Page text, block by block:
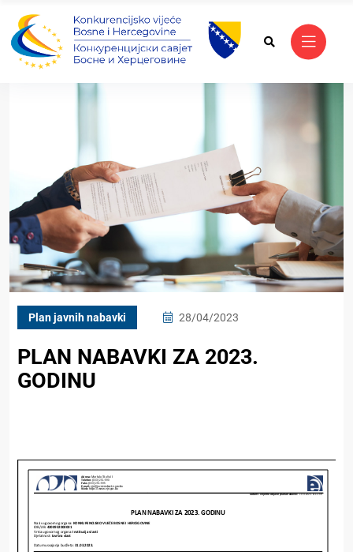
Plan javnih nabavki 28/04/2023
PLAN NABAVKI ZA 2023.
GODINU